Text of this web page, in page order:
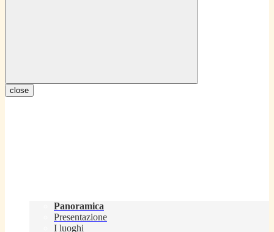
close
Panoramica
Presentazione
I luoghi